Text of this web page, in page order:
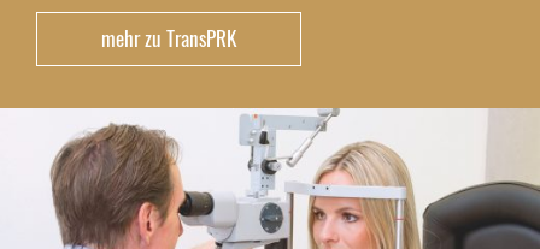
mehr zu TransPRK